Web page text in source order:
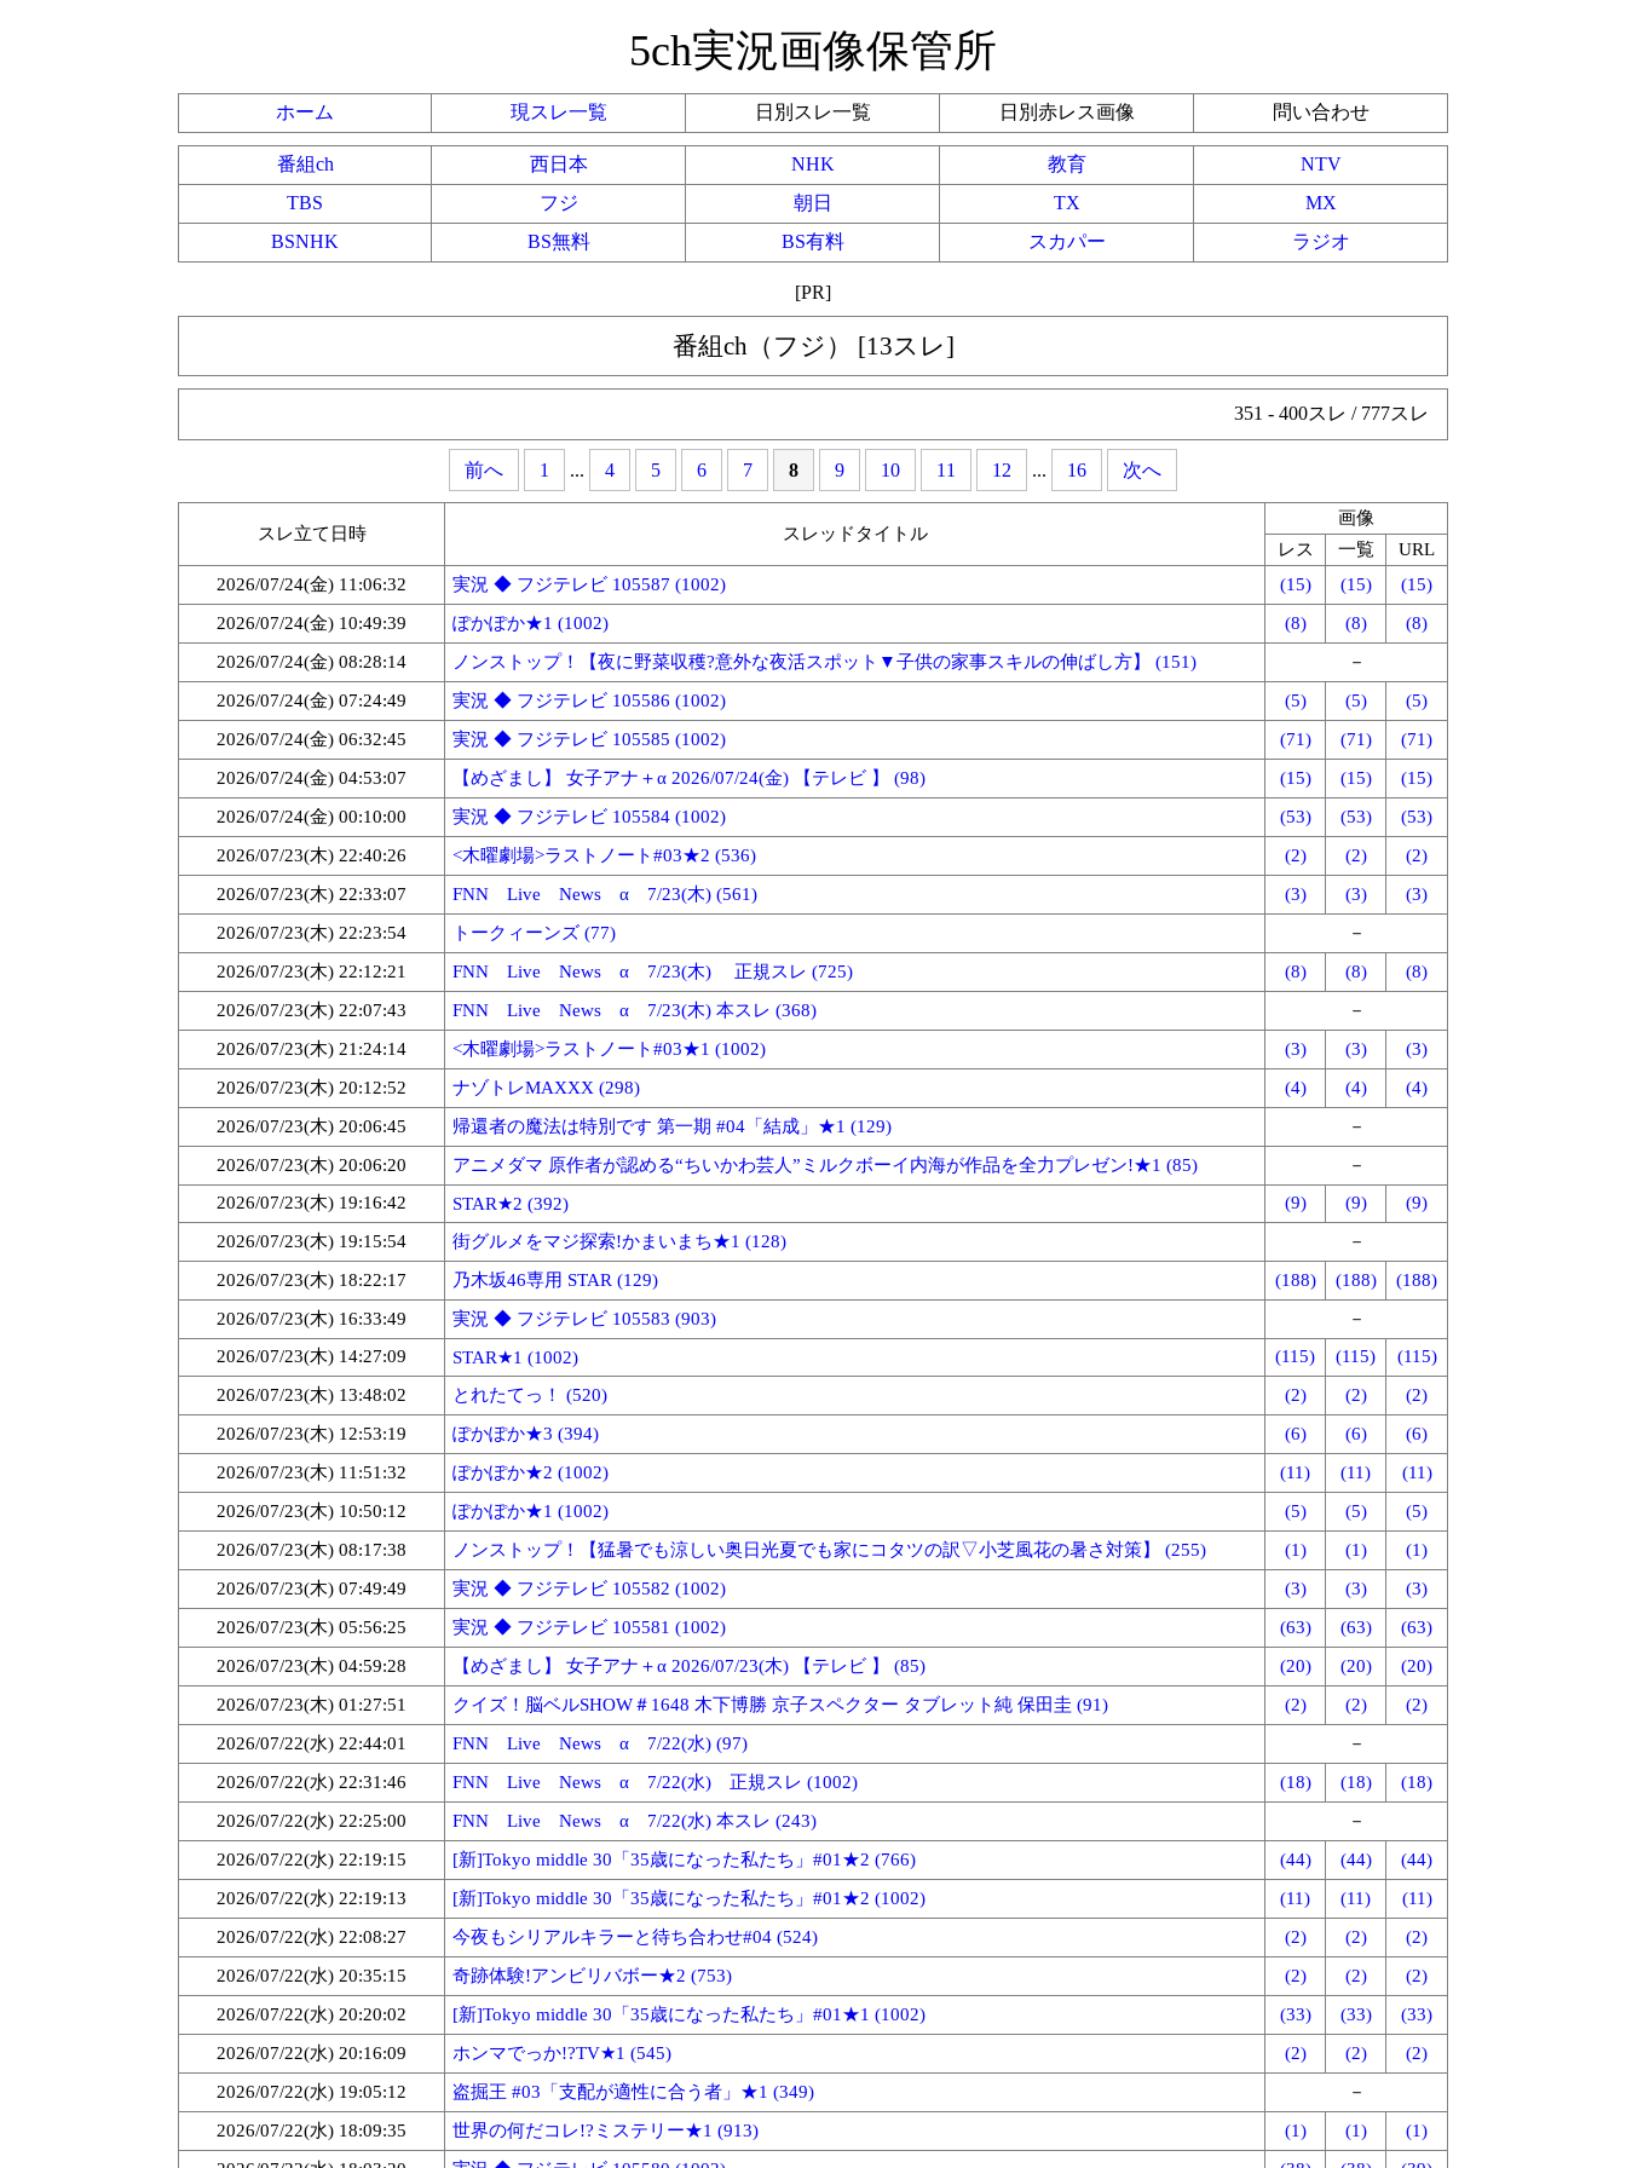
5ch実況画像保管所
ホーム 現スレ一覧 日別スレ一覧 日別赤レス画像 問い合わせ
番組ch 西日本 NHK 教育
NTV
TBS
フジ 朝日 TX
MX
BSNHK
BS無料 BS有料 スカパー ラジオ
[PR]
番組ch（フジ） [13スレ]
351 - 400スレ / 777スレ
前へ 1 ... 4 5 6 7 8 9 10 11 12 ... 16 次へ
スレ立て日時 スレッドタイトル
画像
レス
一覧
URL
2026/07/24(金) 11:06:32
実況 ◆ フジテレビ 105587 (1002) (15) (15)
(15)
2026/07/24(金) 10:49:39
ぽかぽか★1 (1002) (8) (8)
(8)
2026/07/24(金) 08:28:14
ノンストップ！【夜に野菜収穫?意外な夜活スポット▼子供の家事スキルの伸ばし方】 (151)
－
2026/07/24(金) 07:24:49
実況 ◆ フジテレビ 105586 (1002) (5) (5)
(5)
2026/07/24(金) 06:32:45
実況 ◆ フジテレビ 105585 (1002) (71) (71)
(71)
2026/07/24(金) 04:53:07
【めざまし】 女子アナ＋α 2026/07/24(金) 【テレビ 】 (98) (15) (15)
(15)
2026/07/24(金) 00:10:00
実況 ◆ フジテレビ 105584 (1002) (53) (53)
(53)
2026/07/23(木) 22:40:26
<木曜劇場>ラストノート#03★2 (536) (2) (2)
(2)
2026/07/23(木) 22:33:07
FNN Live News α 7/23(木) (561) (3) (3)
(3)
2026/07/23(木) 22:23:54
トークィーンズ (77)
－
2026/07/23(木) 22:12:21
FNN Live News α 7/23(木) 正規スレ (725) (8) (8)
(8)
2026/07/23(木) 22:07:43
FNN Live News α 7/23(木) 本スレ (368)
－
2026/07/23(木) 21:24:14
<木曜劇場>ラストノート#03★1 (1002) (3) (3)
(3)
2026/07/23(木) 20:12:52
ナゾトレMAXXX (298) (4) (4)
(4)
2026/07/23(木) 20:06:45
帰還者の魔法は特別です 第一期 #04「結成」★1 (129)
－
2026/07/23(木) 20:06:20
アニメダマ 原作者が認める“ちいかわ芸人”ミルクボーイ内海が作品を全力プレゼン!★1 (85)
－
2026/07/23(木) 19:16:42
STAR★2 (392) (9) (9)
(9)
2026/07/23(木) 19:15:54
街グルメをマジ探索!かまいまち★1 (128)
－
2026/07/23(木) 18:22:17
乃木坂46専用 STAR (129) (188) (188)
(188)
2026/07/23(木) 16:33:49
実況 ◆ フジテレビ 105583 (903)
－
2026/07/23(木) 14:27:09
STAR★1 (1002) (115) (115)
(115)
2026/07/23(木) 13:48:02
とれたてっ！ (520) (2) (2)
(2)
2026/07/23(木) 12:53:19
ぽかぽか★3 (394) (6) (6)
(6)
2026/07/23(木) 11:51:32
ぽかぽか★2 (1002) (11) (11)
(11)
2026/07/23(木) 10:50:12
ぽかぽか★1 (1002) (5) (5)
(5)
2026/07/23(木) 08:17:38
ノンストップ！【猛暑でも涼しい奥日光夏でも家にコタツの訳▽小芝風花の暑さ対策】 (255) (1) (1)
(1)
2026/07/23(木) 07:49:49
実況 ◆ フジテレビ 105582 (1002) (3) (3)
(3)
2026/07/23(木) 05:56:25
実況 ◆ フジテレビ 105581 (1002) (63) (63)
(63)
2026/07/23(木) 04:59:28
【めざまし】 女子アナ＋α 2026/07/23(木) 【テレビ 】 (85) (20) (20)
(20)
2026/07/23(木) 01:27:51
クイズ！脳ベルSHOW＃1648 木下博勝 京子スペクター タブレット純 保田圭 (91) (2) (2)
(2)
2026/07/22(水) 22:44:01
FNN Live News α 7/22(水) (97)
－
2026/07/22(水) 22:31:46
FNN Live News α 7/22(水) 正規スレ (1002) (18) (18)
(18)
2026/07/22(水) 22:25:00
FNN Live News α 7/22(水) 本スレ (243)
－
2026/07/22(水) 22:19:15
[新]Tokyo middle 30「35歳になった私たち」#01★2 (766) (44) (44)
(44)
2026/07/22(水) 22:19:13
[新]Tokyo middle 30「35歳になった私たち」#01★2 (1002) (11) (11)
(11)
2026/07/22(水) 22:08:27
今夜もシリアルキラーと待ち合わせ#04 (524) (2) (2)
(2)
2026/07/22(水) 20:35:15
奇跡体験!アンビリバボー★2 (753) (2) (2)
(2)
2026/07/22(水) 20:20:02
[新]Tokyo middle 30「35歳になった私たち」#01★1 (1002) (33) (33)
(33)
2026/07/22(水) 20:16:09
ホンマでっか!?TV★1 (545) (2) (2)
(2)
2026/07/22(水) 19:05:12
盗掘王 #03「支配が適性に合う者」★1 (349)
－
2026/07/22(水) 18:09:35
世界の何だコレ!?ミステリー★1 (913) (1) (1)
(1)